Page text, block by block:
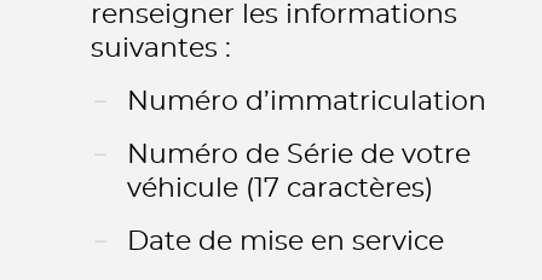
renseigner les informations
suivantes :
Numéro d’immatriculation
Numéro de Série de votre
véhicule (17 caractères)
Date de mise en service